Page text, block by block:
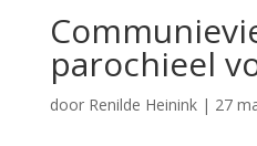
parochieel
door Renilde Heinink| 27